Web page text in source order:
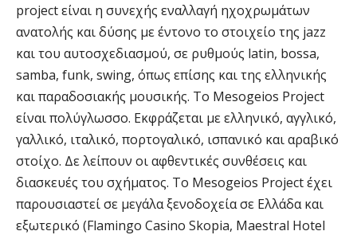
project είναι η συνεχής εναλλαγή ηχοχρωμάτων
ανατολής και δύσης με έντονο το στοιχείο της jazz
και του αυτοσχεδιασμού, σε ρυθμούς latin, bossa,
samba, funk, swing, όπως επίσης και της ελληνικής
και παραδοσιακής μουσικής. Το Mesogeios Project
είναι πολύγλωσσο. Εκφράζεται με ελληνικό, αγγλικό,
γαλλικό, ιταλικό, πορτογαλικό, ισπανικό και αραβικό
στοίχο. Δε λείπουν οι αφθεντικές συνθέσεις και
διασκευές του σχήματος. Το Mesogeios Project έχει
παρουσιαστεί σε μεγάλα ξενοδοχεία σε Ελλάδα και
εξωτερικό (Flamingo Casino Skopia, Maestral Hotel